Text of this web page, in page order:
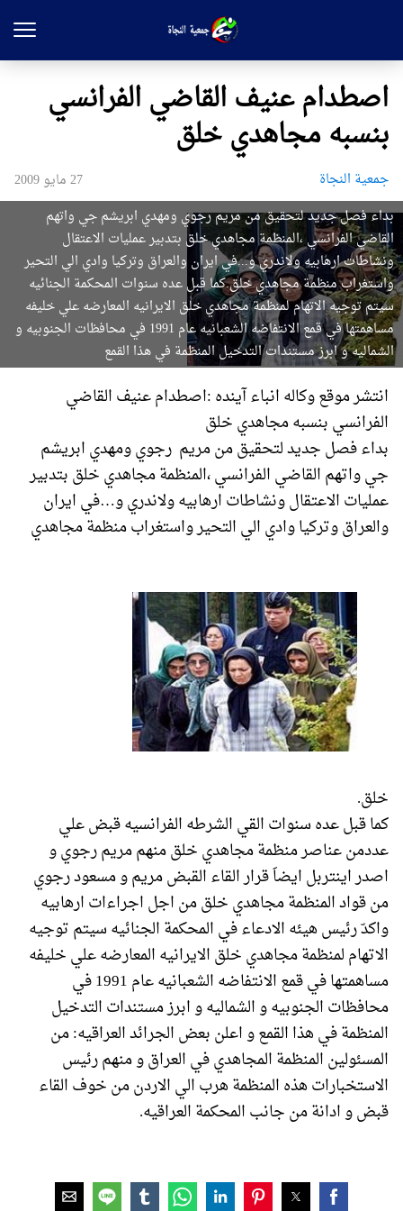
اصطدام عنيف القاضي الفرانسي
بنسبه مجاهدي خلق
جمعیة النجاة
27 مايو 2009
بداء فصل جديد لتحقيق من مريم رجوي ومهدي ابريشم جي واتهم
القاضي الفرانسي ،المنظمة مجاهدي خلق بتدبير عمليات الاعتقال
ونشاطات ارهابيه ولاندري و...في ايران والعراق وتركيا وادي الي التحير
واستغراب منظمة مجاهدي خلق.كما قبل عده سنوات المحكمة الجنائيه
سيتم توجيه الاتهام لمنظمة مجاهدي خلق الايرانيه المعارضه علي خليفه
مساهمتها في قمع الانتفاضه الشعبانيه عام 1991 في محافظات الجنوبيه و
الشماليه و ابرز مستندات التدخيل المنظمة في هذا القمع
انتشر موقع وكاله انباء آينده :اصطدام عنيف القاضي
الفرانسي بنسبه مجاهدي خلق
بداء فصل جديد لتحقيق من مريم رجوي ومهدي ابريشم
جي واتهم القاضي الفرانسي ،المنظمة مجاهدي خلق بتدبير
عمليات الاعتقال ونشاطات ارهابيه ولاندري و…في ايران
والعراق وتركيا وادي الي التحير واستغراب منظمة مجاهدي
خلق.
كما قبل عده سنوات القي الشرطه الفرانسيه قبض علي
عددمن عناصر منظمة مجاهدي خلق منهم مريم رجوي و
اصدر اينتربل ايضاَ قرار القاء القبض مريم و مسعود رجوي
من قواد المنظمة مجاهدي خلق من اجل اجراءات ارهابيه
واكدّ رئيس هيئه الادعاء في المحكمة الجنائيه سيتم توجيه
الاتهام لمنظمة مجاهدي خلق الايرانيه المعارضه علي خليفه
مساهمتها في قمع الانتفاضه الشعبانيه عام 1991 في
محافظات الجنوبيه و الشماليه و ابرز مستندات التدخيل
المنظمة في هذا القمع و اعلن بعض الجرائد العراقيه: من
المسئولين المنظمة المجاهدي في العراق و منهم رئيس
الاستخبارات هذه المنظمة هرب الي الاردن من خوف القاء
قبض و ادانة من جانب المحكمة العراقيه.